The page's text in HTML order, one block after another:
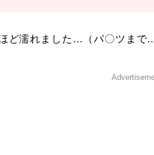
ど濡れました…（パ〇ツまで…